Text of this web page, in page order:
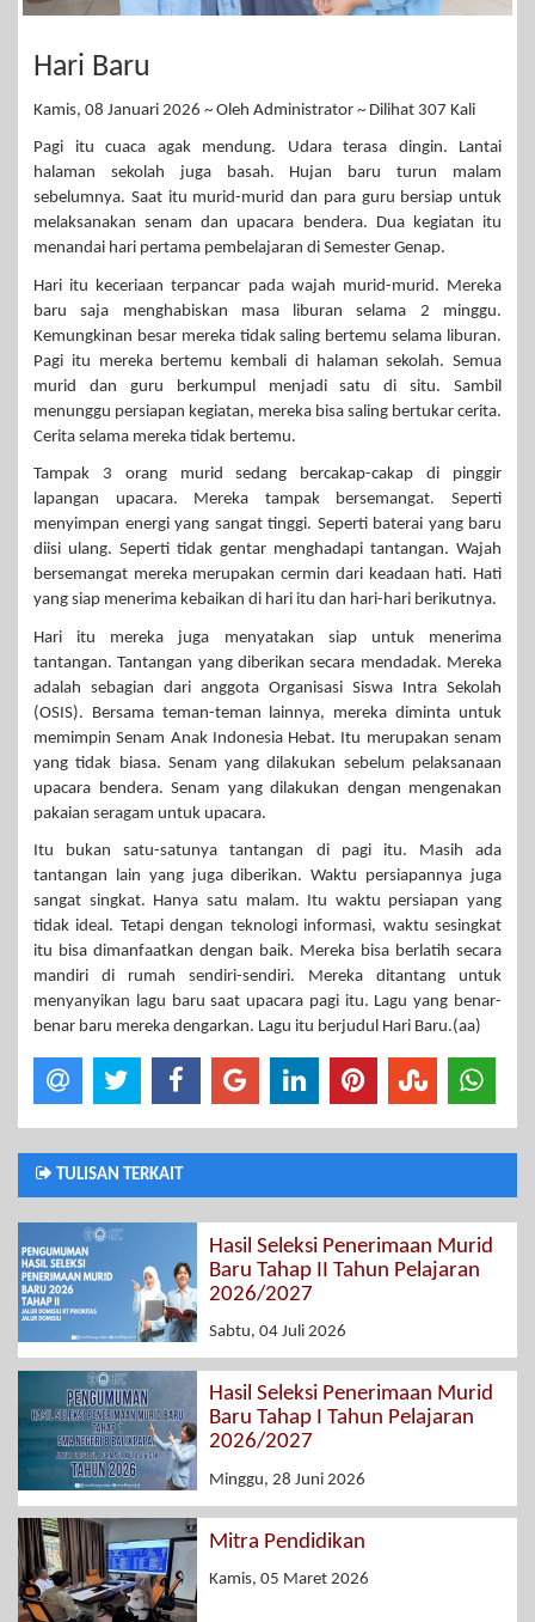
Hari Baru
Kamis, 08 Januari 2026 ~ Oleh Administrator ~ Dilihat 307 Kali
Pagi itu cuaca agak mendung. Udara terasa dingin. Lantai
halaman sekolah juga basah. Hujan baru turun malam
sebelumnya. Saat itu murid-murid dan para guru bersiap untuk
melaksanakan senam dan upacara bendera. Dua kegiatan itu
menandai hari pertama pembelajaran di Semester Genap.
Hari itu keceriaan terpancar pada wajah murid-murid. Mereka
baru saja menghabiskan masa liburan selama 2 minggu.
Kemungkinan besar mereka tidak saling bertemu selama liburan.
Pagi itu mereka bertemu kembali di halaman sekolah. Semua
murid dan guru berkumpul menjadi satu di situ. Sambil
menunggu persiapan kegiatan, mereka bisa saling bertukar cerita.
Cerita selama mereka tidak bertemu.
Tampak 3 orang murid sedang bercakap-cakap di pinggir
lapangan upacara. Mereka tampak bersemangat. Seperti
menyimpan energi yang sangat tinggi. Seperti baterai yang baru
diisi ulang. Seperti tidak gentar menghadapi tantangan. Wajah
bersemangat mereka merupakan cermin dari keadaan hati. Hati
yang siap menerima kebaikan di hari itu dan hari-hari berikutnya.
Hari itu mereka juga menyatakan siap untuk menerima
tantangan. Tantangan yang diberikan secara mendadak. Mereka
adalah sebagian dari anggota Organisasi Siswa Intra Sekolah
(OSIS). Bersama teman-teman lainnya, mereka diminta untuk
memimpin Senam Anak Indonesia Hebat. Itu merupakan senam
yang tidak biasa. Senam yang dilakukan sebelum pelaksanaan
upacara bendera. Senam yang dilakukan dengan mengenakan
pakaian seragam untuk upacara.
Itu bukan satu-satunya tantangan di pagi itu. Masih ada
tantangan lain yang juga diberikan. Waktu persiapannya juga
sangat singkat. Hanya satu malam. Itu waktu persiapan yang
tidak ideal. Tetapi dengan teknologi informasi, waktu sesingkat
itu bisa dimanfaatkan dengan baik. Mereka bisa berlatih secara
mandiri di rumah sendiri-sendiri. Mereka ditantang untuk
menyanyikan lagu baru saat upacara pagi itu. Lagu yang benar-
benar baru mereka dengarkan. Lagu itu berjudul Hari Baru.(aa)
TULISAN TERKAIT
Hasil Seleksi Penerimaan Murid
Baru Tahap II Tahun Pelajaran
2026/2027
Sabtu, 04 Juli 2026
Hasil Seleksi Penerimaan Murid
Baru Tahap I Tahun Pelajaran
2026/2027
Minggu, 28 Juni 2026
Mitra Pendidikan
Kamis, 05 Maret 2026